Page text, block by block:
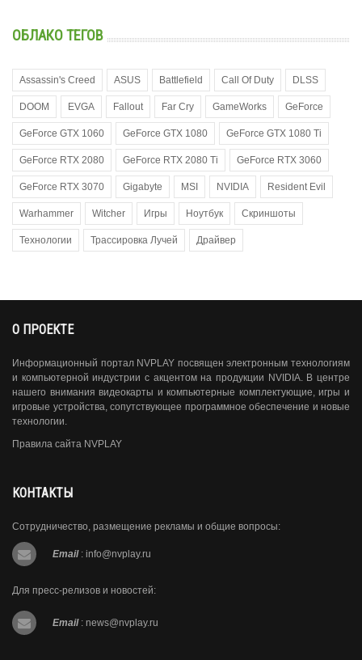
ОБЛАКО ТЕГОВ
Assassin's Creed ASUS Battlefield Call Of Duty DLSS
DOOM EVGA Fallout Far Cry GameWorks GeForce
GeForce GTX 1060 GeForce GTX 1080 GeForce GTX 1080 Ti
GeForce RTX 2080 GeForce RTX 2080 Ti GeForce RTX 3060
GeForce RTX 3070 Gigabyte MSI NVIDIA Resident Evil
Warhammer Witcher Игры Ноутбук Скриншоты
Технологии Трассировка Лучей Драйвер
О ПРОЕКТЕ
Информационный портал NVPLAY посвящен электронным технологиям
и компьютерной индустрии с акцентом на продукции NVIDIA. В центре
нашего внимания видеокарты и компьютерные комплектующие, игры и
игровые устройства, сопутствующее программное обеспечение и новые
технологии.
Правила сайта NVPLAY
КОНТАКТЫ
Сотрудничество, размещение рекламы и общие вопросы:
Email : info@nvplay.ru
Для пресс-релизов и новостей:
Email : news@nvplay.ru